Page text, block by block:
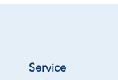
Service